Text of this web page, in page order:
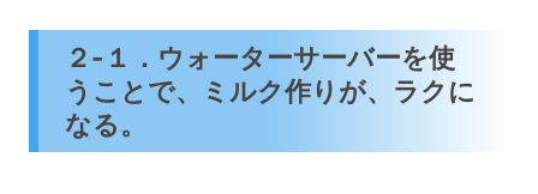
２-１．ウォーターサーバーを使
うことで、ミルク作りが、ラクに
なる。